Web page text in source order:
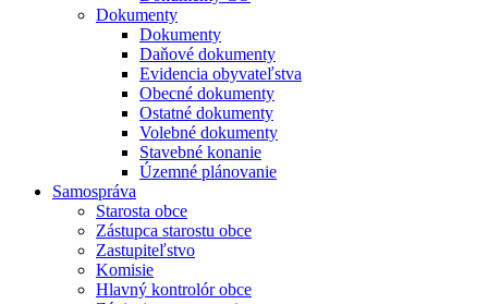
Dokumenty
Dokumenty
Daňové dokumenty
Evidencia obyvateľstva
Obecné dokumenty
Ostatné dokumenty
Volebné dokumenty
Stavebné konanie
Územné plánovanie
Samospráva
Starosta obce
Zástupca starostu obce
Zastupiteľstvo
Komisie
Hlavný kontrolór obce